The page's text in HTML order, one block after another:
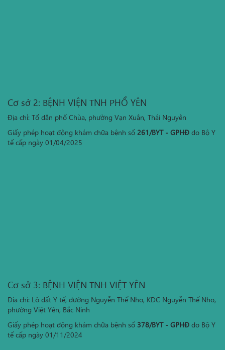
Cơ sở 2: BỆNH VIỆN TNH PHỔ YÊN
Địa chỉ: Tổ dân phố Chùa, phường Vạn Xuân, Thái Nguyên
Giấy phép hoạt động khám chữa bệnh số 261/BYT - GPHĐ do Bộ Y
tế cấp ngày 01/04/2025
Cơ sở 3: BỆNH VIỆN TNH VIỆT YÊN
Địa chỉ: Lô đất Y tế, đường Nguyễn Thế Nho, KDC Nguyễn Thế Nho,
phường Việt Yên, Bắc Ninh
Giấy phép hoạt động khám chữa bệnh số 378/BYT - GPHĐ do Bộ Y
tế cấp ngày 01/11/2024